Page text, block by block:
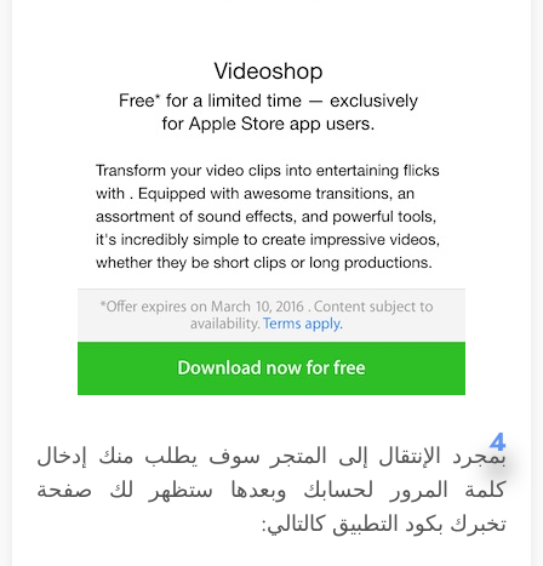
4
بمجرد الإنتقال إلى المتجر سوف يطلب منك إدخال
كلمة المرور لحسابك وبعدها ستظهر لك صفحة
تخبرك بكود التطبيق كالتالي: